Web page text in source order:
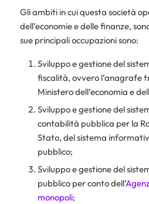
Gli ambiti in cui questa società
dell’economie e delle finanze,
sue principali occupazioni sono:
Sviluppo e gestione del
fiscalità, ovvero l’anagrafe
Ministero dell’economia e
Sviluppo e gestione del
contabilità pubblica per la
Stato, del sistema
pubblico;
Sviluppo e gestione del
pubblico per conto dell’
monopoli;